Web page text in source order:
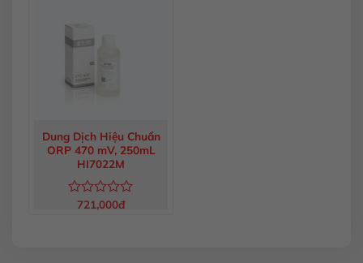
Dung Dịch Hiệu Chuẩn
ORP 470 mV, 250mL
HI7022M
Được
721,000đ